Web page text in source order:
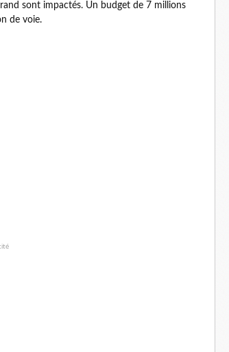
sont impactés. Un budget de 7 millions
de voie.